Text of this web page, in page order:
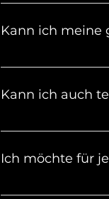
Kann ich meine
Sollte der
Parkzeit brauchst,
Kann ich auch
Nein, leider nicht.
Ich möchte für
Gib bei der